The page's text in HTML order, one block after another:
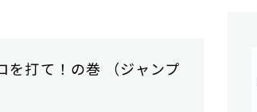
を打て！の巻 （ジャンプ